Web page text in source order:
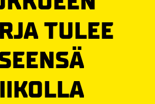
TULEE